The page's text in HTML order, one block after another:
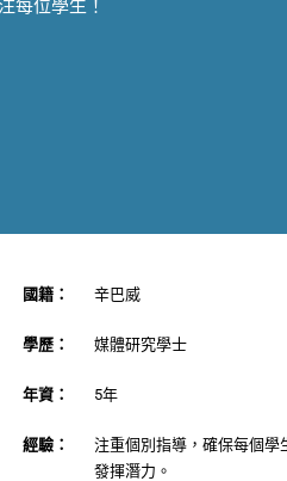
每位學生！
國籍： 辛巴威
學歷： 媒體研究學士
年資： 5年
經驗：
注重個別指導，確保每個學
發揮潛力。